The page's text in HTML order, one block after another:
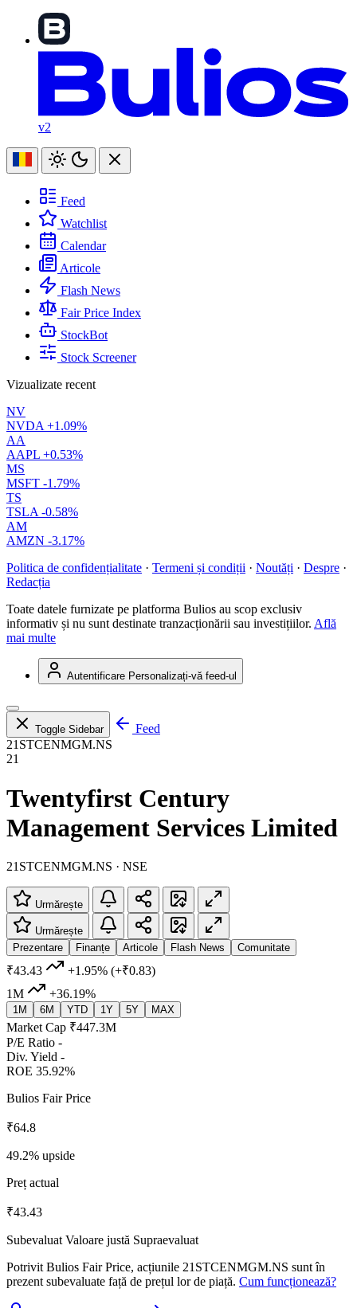
v2
Feed
Watchlist
Calendar
Articole
Flash News
Fair Price Index
StockBot
Stock Screener
Vizualizate recent
NV
NVDA +1.09%
AA
AAPL +0.53%
MS
MSFT -1.79%
TS
TSLA -0.58%
AM
AMZN -3.17%
Politica de confidențialitate · Termeni și condiții · Noutăți · Despre ·
Redacția
Toate datele furnizate pe platforma Bulios au scop exclusiv
informativ și nu sunt destinate tranzacționării sau investițiilor. Află
mai multe
Autentificare Personalizați-vă feed-ul
Toggle Sidebar
Feed
21STCENMGM.NS
21
Twentyfirst Century
Management Services Limited
21STCENMGM.NS · NSE
Urmărește
Urmărește
Prezentare
Finanțe Articole Flash News Comunitate
₹43.43 +1.95% (+₹0.83)
1M
+36.19%
1M 6M YTD 1Y 5Y MAX
Market Cap ₹447.3M
P/E Ratio -
Div. Yield -
ROE 35.92%
Bulios Fair Price
₹64.8
49.2% upside
Preț actual
₹43.43
Subevaluat Valoare justă Supraevaluat
Potrivit Bulios Fair Price, acțiunile 21STCENMGM.NS sunt în
prezent subevaluate față de prețul lor de piață. Cum funcționează?